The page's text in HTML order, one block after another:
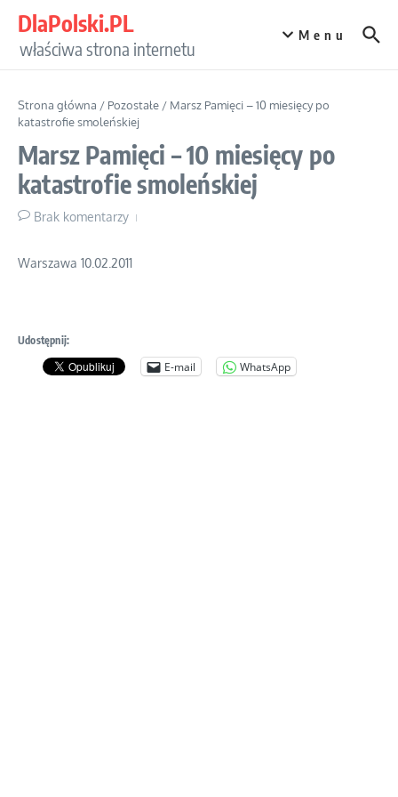
DlaPolski.PL
właściwa strona internetu
Menu
Strona główna / Pozostałe / Marsz Pamięci – 10 miesięcy po
katastrofie smoleńskiej
Marsz Pamięci – 10 miesięcy po
katastrofie smoleńskiej
Brak komentarzy
Warszawa 10.02.2011
Udostępnij:
E-mail WhatsApp